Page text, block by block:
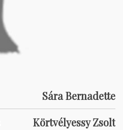
Sára Bernadette
Körtvélyessy Zsolt